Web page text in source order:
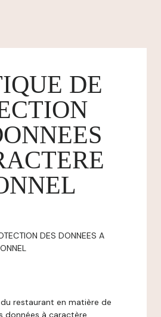
DE
DES DONNEES A
restaurant en matière de
données à caractère